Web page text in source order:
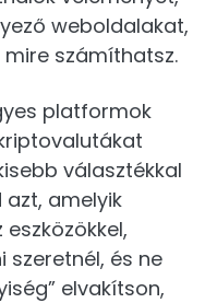
weboldalakat,
számíthatsz.
platformok
választékkal
azt, amelyik
szeretnél, és ne
elvakítson,